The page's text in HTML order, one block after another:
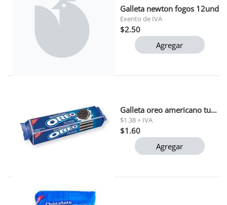
Galleta newton fogos 12und
Exento de IVA
$2.50
Agregar
Galleta oreo americano tubo 96 gr
$1.38 + IVA
$1.60
Agregar